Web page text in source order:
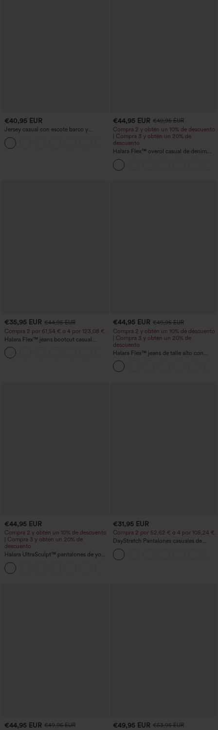
€40,95 EUR
Jersey casual con escote barco y
mangas murciélago
€44,95 EUR €49,95 EUR
Compra 2 y obtén un 10% de descuento
| Compra 3 y obtén un 20% de
descuento
Halara Flex™ overol casual de denim
lavado con escote en V y bolsillos
€35,95 EUR €44,95 EUR
Compra 2 por 61,54 € o 4 por 123,08 €.
Halara Flex™ jeans bootcut casual
lavados, de talle alto y con bolsillos
+5
€44,95 EUR €49,95 EUR
Compra 2 y obtén un 10% de descuento
| Compra 3 y obtén un 20% de
descuento
Halara Flex™ jeans de talle alto con
bolsillos, dobladillo enrollado, pierna
ancha y efecto lavado, estilo casual
€44,95 EUR
Compra 2 y obtén un 10% de descuento
| Compra 3 y obtén un 20% de
descuento
Halara UltraSculpt™ pantalones de yoga
holgados de talle alto con control
abdominal, rayas color block y bolsillos
€31,95 EUR
Compra 2 por 52,62 € o 4 por 105,24 €.
DayStretch Pantalones casuales de
cintura alta con pernera tipo barril y
bolsillos
€44,95 EUR €49,95 EUR
€49,95 EUR €53,95 EUR